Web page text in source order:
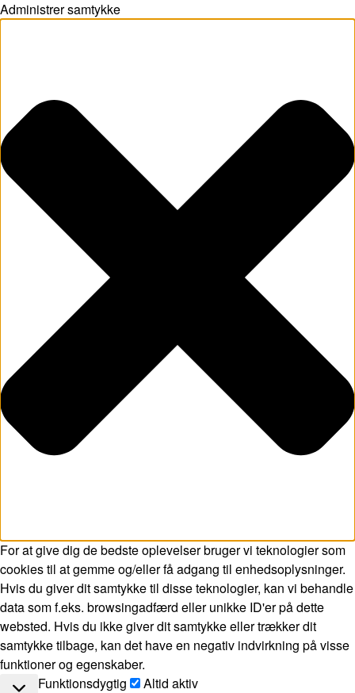
Administrer samtykke
For at give dig de bedste oplevelser bruger vi teknologier som
cookies til at gemme og/eller få adgang til enhedsoplysninger.
Hvis du giver dit samtykke til disse teknologier, kan vi behandle
data som f.eks. browsingadfærd eller unikke ID'er på dette
websted. Hvis du ikke giver dit samtykke eller trækker dit
samtykke tilbage, kan det have en negativ indvirkning på visse
funktioner og egenskaber.
Funktionsdygtig
Funktionsdygtig
Altid aktiv